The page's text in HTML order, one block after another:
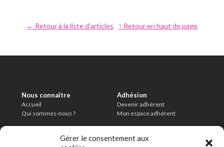
Gérer le consentement aux
← Retour à la liste d'articles ↑ Retour en haut de page
Nous connaître
Accueil
Qui sommes-nous ?
Adhésion
Devenir adhérent
Mon espace adhérent
Mentions légales
Charte de modération